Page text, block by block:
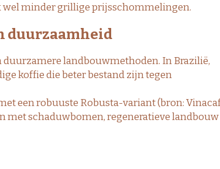
wel minder grillige prijsschommelingen.
duurzaamheid
duurzamere landbouwmethoden. In Brazilië,
koffie die beter bestand zijn tegen
een robuuste Robusta-variant (bron:
met schaduwbomen, regeneratieve